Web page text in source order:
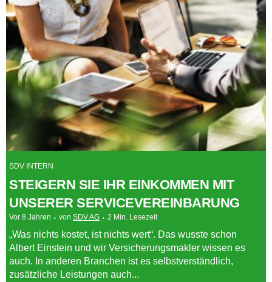
SDV INTERN
STEIGERN SIE IHR EINKOMMEN MIT
UNSERER SERVICEVEREINBARUNG
Vor 8 Jahren von SDV AG 2 Min. Lesezeit
„Was nichts kostet, ist nichts wert“. Das wusste schon
Albert Einstein und wir Versicherungsmakler wissen es
auch. In anderen Branchen ist es selbstverständlich,
zusätzliche Leistungen auch...